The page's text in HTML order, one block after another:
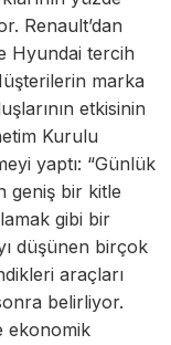
Renault’dan
Hyundai tercih
marka
etkisinin
Kurulu
yaptı: “Günlük
geniş bir kitle
gibi bir
düşünen birçok
araçları
belirliyor.
ekonomik